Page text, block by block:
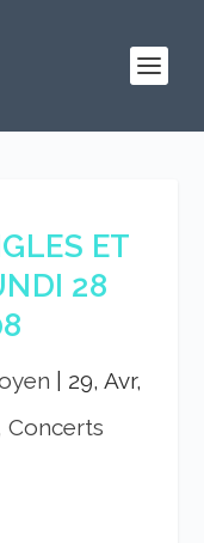
ET
28
29, Avr,
Concerts